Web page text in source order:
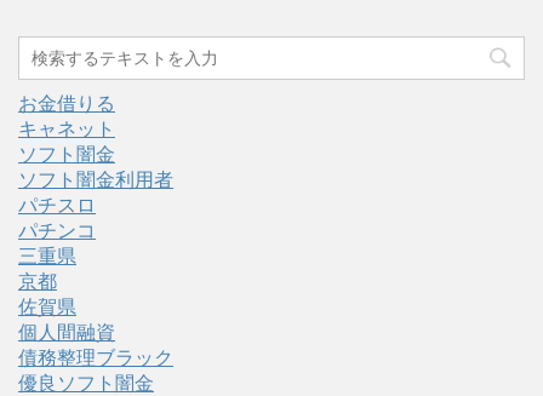
お金借りる
キャネット
ソフト闇金
ソフト闇金利用者
パチスロ
パチンコ
三重県
京都
佐賀県
個人間融資
債務整理ブラック
優良ソフト闇金